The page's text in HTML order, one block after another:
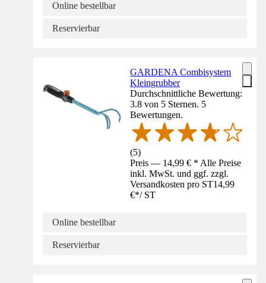
Online bestellbar
Reservierbar
GARDENA Combisystem
Kleingrubber
Durchschnittliche Bewertung:
3.8 von 5 Sternen. 5
Bewertungen.
(5)
Preis — 14,99 € * Alle Preise
inkl. MwSt. und ggf. zzgl.
Versandkosten pro ST14,99
€*/ ST
Online bestellbar
Reservierbar